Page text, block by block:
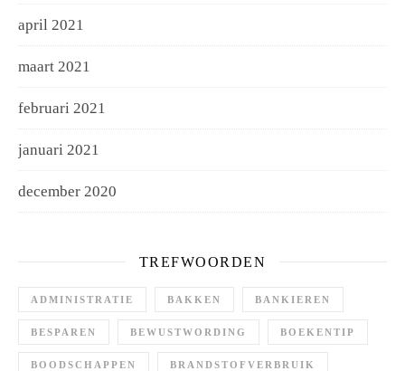
april 2021
maart 2021
februari 2021
januari 2021
december 2020
TREFWOORDEN
ADMINISTRATIE BAKKEN BANKIEREN
BESPAREN BEWUSTWORDING BOEKENTIP
BOODSCHAPPEN BRANDSTOFVERBRUIK